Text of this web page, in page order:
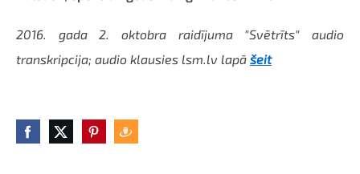
2016. gada 2. oktobra raidījuma "Svētrīts" audio
transkripcija; audio klausies lsm.lv lapā šeit